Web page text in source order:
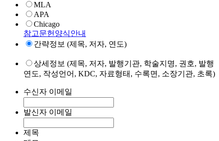
MLA
APA
Chicago
참고문헌양식안내
간략정보 (제목, 저자, 연도)
상세정보 (제목, 저자, 발행기관, 학술지명, 권호, 발행
연도, 작성언어, KDC, 자료형태, 수록면, 소장기관, 초록)
수신자 이메일
발신자 이메일
제목